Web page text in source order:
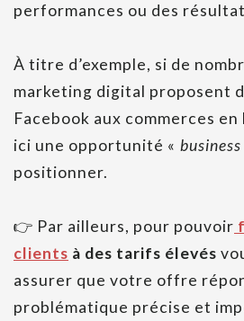
performances ou des
À titre d’exemple, si de
marketing digital proposent
Facebook aux commerces en
ici une opportunité « business
positionner.
👉 Par ailleurs, pour pouvoir
clients à des tarifs élevés
assurer que votre offre
problématique précise et